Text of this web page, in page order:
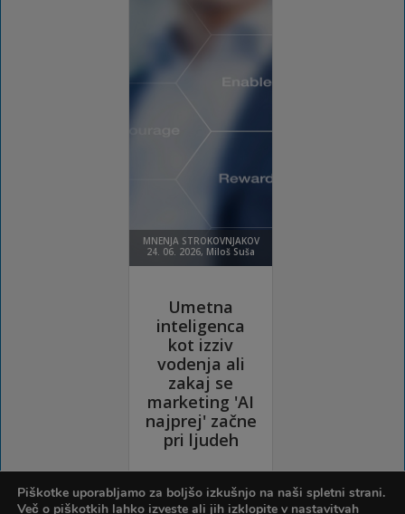
Piškotke uporabljamo za boljšo izkušnjo na naši spletni strani.
Več o piškotkih lahko izveste ali jih izklopite v nastavitvah